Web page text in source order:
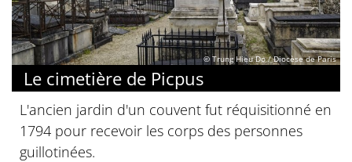
© Trung Hieu Do / Diocèse de Paris
Le cimetière de Picpus
L'ancien jardin d'un couvent fut réquisitionné en
1794 pour recevoir les corps des personnes
guillotinées.